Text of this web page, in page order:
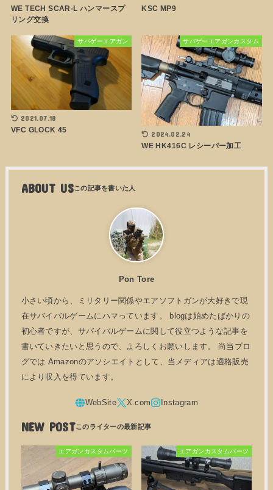
WE TECH SCAR-L ハンマースプ
リング交換
KSC MP9
サバゲーエアガン
2021.07.18
VFC GLOCK 45
サバゲーエアガンカスタム
2024.02.24
WE HK416C レシーバー加工
ABOUT US
Pon Tore
小さい頃から、ミリタリー関係やエアソフトガンが大好きで現
在サバイバルゲームにハマっています。 blogは始めたばかりの
初心者ですが、サバイバルゲームに関して役立つような記事を
書いていきたいと思うので、よろしくお願いします。 尚当ブロ
グでは Amazonのアソシエイトとして、当メディアは適格販売
により収入を得ています。
NEW POST
エアガンカスタムパーツ エアガンカスタムパーツ